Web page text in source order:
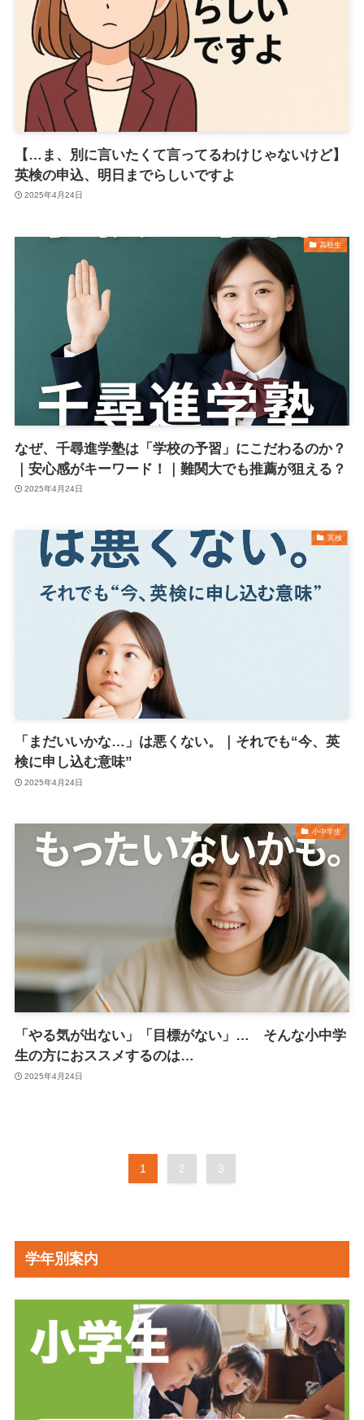
【…ま、別に言いたくて言ってるわけじゃないけど】
英検の申込、明日までらしいですよ
2025年4月24日
高校生
なぜ、千尋進学塾は「学校の予習」にこだわるのか？
｜安心感がキーワード！｜難関大でも推薦が狙える？
2025年4月24日
英検
「まだいいかな…」は悪くない。｜それでも“今、英
検に申し込む意味”
2025年4月24日
小中学生
「やる気が出ない」「目標がない」… そんな小中学
生の方におススメするのは…
2025年4月24日
1 2 3
学年別案内